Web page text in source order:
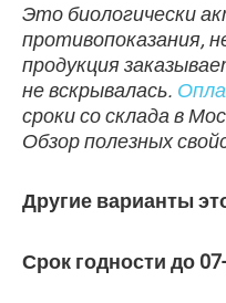
Это биологически
противопоказания,
продукция
не вскрывалась.
сроки со склада в
Обзор полезных
Другие варианты
Срок годности до